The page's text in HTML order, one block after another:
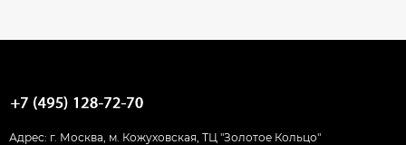
Адрес: г. Москва, м. Кожуховская, ТЦ "Золотое Кольцо"